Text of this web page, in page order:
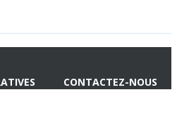
CONTACTEZ-NOUS